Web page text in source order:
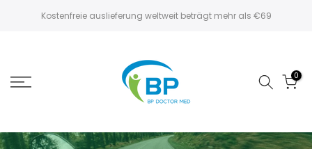
Kostenfreie auslieferung weltweit beträgt mehr als €69
0